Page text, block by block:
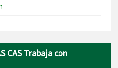
CAS Trabaja con